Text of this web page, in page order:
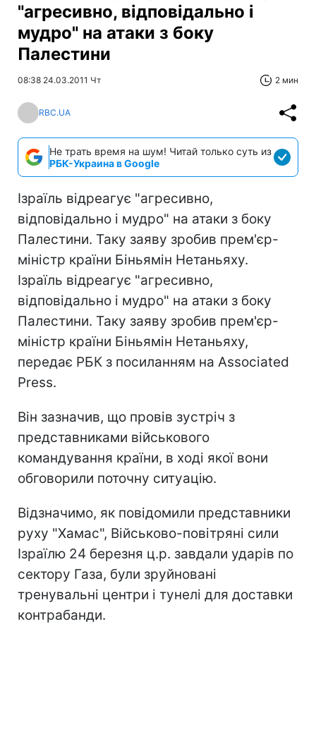
"агресивно, відповідально і
мудро" на атаки з боку
Палестини
08:38 24.03.2011 Чт 2 мин
RBC.UA
Не трать время на шум! Читай только суть из
РБК-Украина в Google
Ізраїль відреагує "агресивно,
відповідально і мудро" на атаки з боку
Палестини. Таку заяву зробив прем'єр-
міністр країни Біньямін Нетаньяху.
Ізраїль відреагує "агресивно,
відповідально і мудро" на атаки з боку
Палестини. Таку заяву зробив прем'єр-
міністр країни Біньямін Нетаньяху,
передає РБК з посиланням на Associated
Press.
Він зазначив, що провів зустріч з
представниками військового
командування країни, в ході якої вони
обговорили поточну ситуацію.
Відзначимо, як повідомили представники
руху "Хамас", Військово-повітряні сили
Ізраїлю 24 березня ц.р. завдали ударів по
сектору Газа, були зруйновані
тренувальні центри і тунелі для доставки
контрабанди.